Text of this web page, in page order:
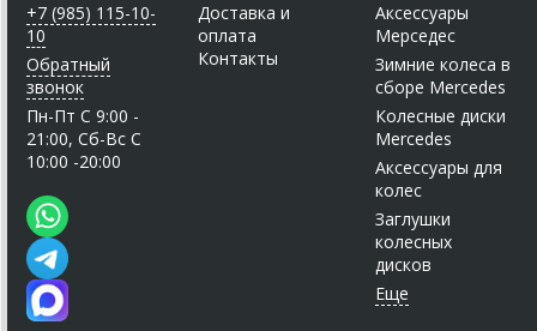
+7 (985) 115-10-
10
Обратный
звонок
Пн-Пт C 9:00 -
21:00, Сб-Вс С
10:00 -20:00
Доставка и
оплата
Контакты
Аксессуары
Мерседес
Зимние колеса в
сборе Mercedes
Колесные диски
Mercedes
Аксессуары для
колес
Заглушки
колесных
дисков